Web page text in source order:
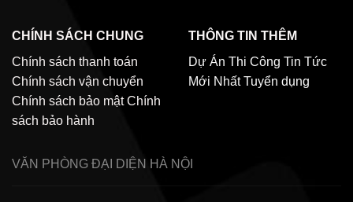
CHÍNH SÁCH CHUNG
Chính sách thanh toán
Chính sách vận chuyển
Chính sách bảo mật Chính
sách bảo hành
THÔNG TIN THÊM
Dự Án Thi Công Tin Tức
Mới Nhất Tuyển dụng
VĂN PHÒNG ĐẠI DIỆN HÀ NỘI